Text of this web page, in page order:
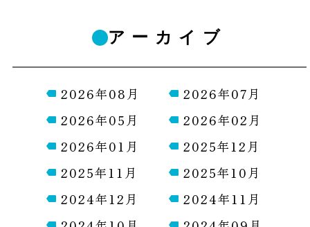
アーカイブ
2026年08月
2026年07月
2026年05月
2026年02月
2026年01月
2025年12月
2025年11月
2025年10月
2024年12月
2024年11月